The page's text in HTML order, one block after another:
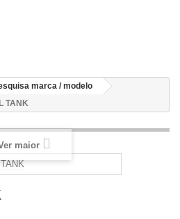
marca / modelo
TANK
maior